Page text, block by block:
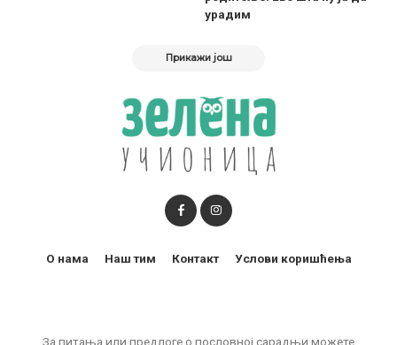
урадим
Прикажи још
За питања или предлоге о пословној сарадњи можете
О нама Наш тим Контакт Услови коришћења